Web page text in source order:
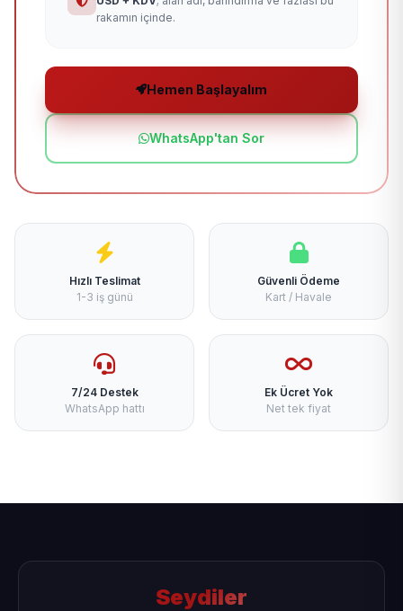
rakamın içinde.
Hemen Başlayalım
WhatsApp'tan Sor
Hızlı Teslimat
1-3 iş günü
Güvenli Ödeme
Kart / Havale
7/24 Destek
WhatsApp hattı
Ek Ücret Yok
Net tek fiyat
Seydiler